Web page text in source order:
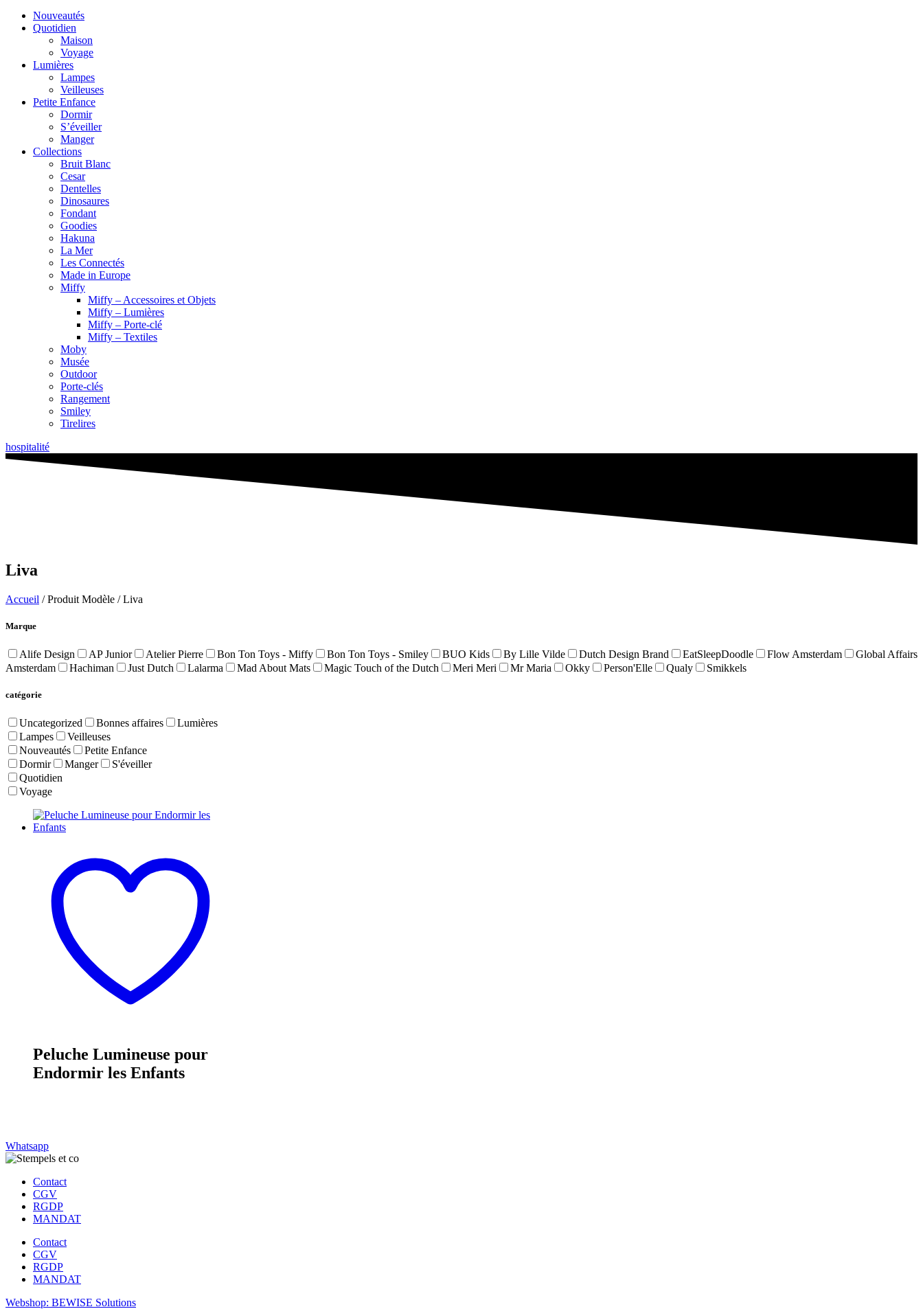
Nouveautés
Quotidien
Maison
Voyage
Lumières
Lampes
Veilleuses
Petite Enfance
Dormir
S’éveiller
Manger
Collections
Bruit Blanc
Cesar
Dentelles
Dinosaures
Fondant
Goodies
Hakuna
La Mer
Les Connectés
Made in Europe
Miffy
Miffy – Accessoires et Objets
Miffy – Lumières
Miffy – Porte-clé
Miffy – Textiles
Moby
Musée
Outdoor
Porte-clés
Rangement
Smiley
Tirelires
hospitalité
Liva
Accueil / Produit Modèle / Liva
Marque
Alife Design AP Junior Atelier Pierre Bon Ton Toys - Miffy Bon Ton Toys - Smiley BUO Kids By Lille Vilde Dutch Design Brand EatSleepDoodle Flow Amsterdam
Global Affairs
Amsterdam
Hachiman Just Dutch Lalarma Mad About Mats Magic Touch of the Dutch Meri Meri Mr Maria Okky Person'Elle Qualy Smikkels
catégorie
Uncategorized Bonnes affaires
Lumières
Lampes
Veilleuses
Nouveautés
Petite Enfance
Dormir
Manger
S'éveiller
Quotidien
Voyage
Peluche Lumineuse pour
Endormir les Enfants
Whatsapp
Contact
CGV
RGDP
MANDAT
Contact
CGV
RGDP
MANDAT
Webshop: BEWISE Solutions